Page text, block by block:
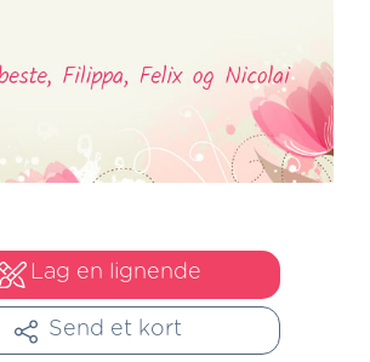
Lag en lignende
Send et kort